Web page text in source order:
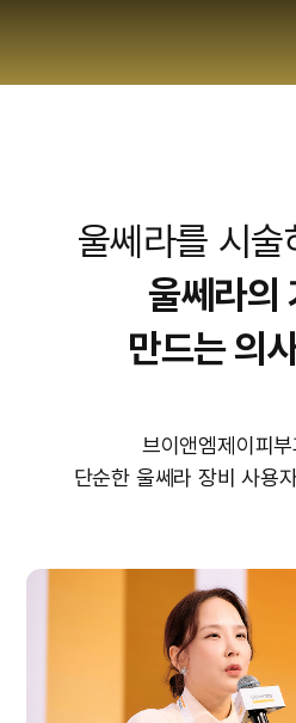
울쎄라를 시
울쎄라의
만드는 의
브이앤엠제이피
단순한 울쎄라 장비 사용